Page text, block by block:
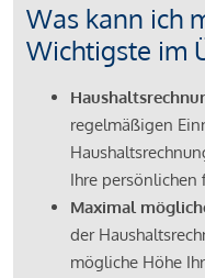
Was kann ich
Wichtigste im
regelmäßigen
Ihre persönlichen
Maximal
der
mögliche Höhe